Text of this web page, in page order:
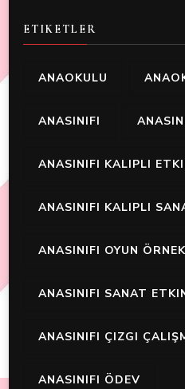
ETIKETLER
ANAOKULU
ANASINIFI
ANASINIFI KALIPLI
ANASINIFI KALIPLI
ANASINIFI OYUN
ANASINIFI SANAT
ANASINIFI ÇIZGI
ANASINIFI ÖDEV